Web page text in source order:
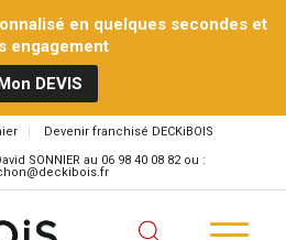
en quelques secondes et
engagement
DEVIS
Devenir franchisé DECKiBOIS
SONNIER au 06 98 40 08 82 ou :